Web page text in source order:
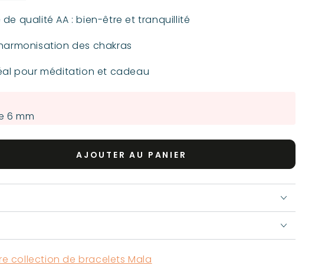
de qualité AA : bien-être et tranquillité
des chakras
pour méditation et cadeau
6 mm
AJOUTER AU PANIER
collection de bracelets Mala